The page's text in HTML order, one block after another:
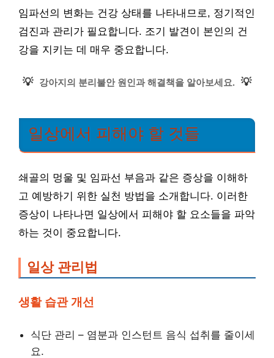
임파선의 변화는 건강 상태를 나타내므로, 정기적인
검진과 관리가 필요합니다. 조기 발견이 본인의 건
강을 지키는 데 매우 중요합니다.
💡 강아지의 분리불안 원인과 해결책을 알아보세요. 💡
일상에서 피해야 할 것들
쇄골의 멍울 및 임파선 부음과 같은 증상을 이해하
고 예방하기 위한 실천 방법을 소개합니다. 이러한
증상이 나타나면 일상에서 피해야 할 요소들을 파악
하는 것이 중요합니다.
일상 관리법
생활 습관 개선
식단 관리 – 염분과 인스턴트 음식 섭취를 줄이세
요.